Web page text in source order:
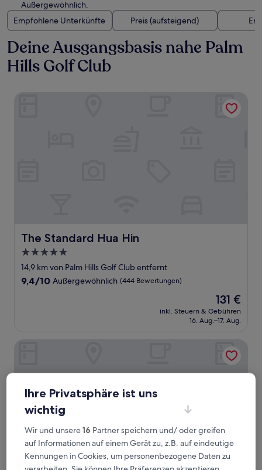
Außergewöhnlich.
Empfohlene Unterkünfte
Preis (aufsteigend)
Deine Ausgangsbasis nahe Palm
Hills Golf Club
The Standard Hua Hin
The Standard Hua Hin
5.0-
Sterne-
Unterkunft
14,9 km von Palm Hills Golf Club entfernt
9.4
9,4/10 Außergewöhnlich (444 Bewertungen)
Der
Preis
beträgt
131 €
inkl. Steuern & Gebühren
16. Aug.–17. Aug.
Ihre Privatsphäre ist uns
wichtig
Wir und unsere16 Partner speichern und/ oder greifen
auf Informationen auf einem Gerät zu, z.B. auf eindeutige
Kennungen in Cookies, um personenbezogene Daten zu